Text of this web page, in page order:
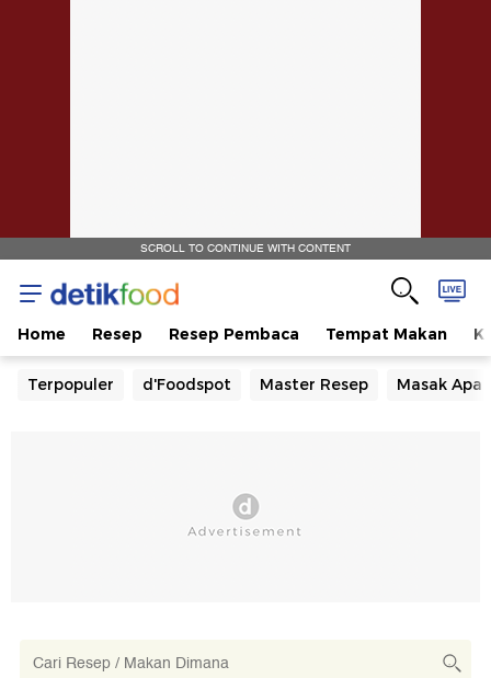
SCROLL TO CONTINUE WITH CONTENT
Home Resep Resep Pembaca Tempat Makan
Terpopuler d'Foodspot Master Resep Masak Apa